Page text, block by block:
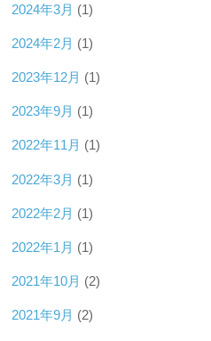
2024年3月 (1)
2024年2月 (1)
2023年12月 (1)
2023年9月 (1)
2022年11月 (1)
2022年3月 (1)
2022年2月 (1)
2022年1月 (1)
2021年10月 (2)
2021年9月 (2)